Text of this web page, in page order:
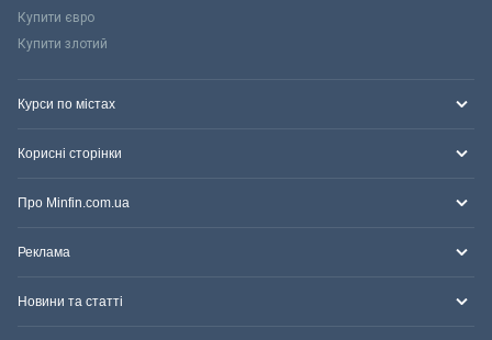
Купити євро
Купити злотий
Курси по містах
Корисні сторінки
Про Minfin.com.ua
Реклама
Новини та статті